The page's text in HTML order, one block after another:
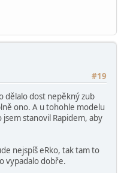
#19
dělalo dost nepěkný zub
ono. A u tohohle modelu
stanovil Rapidem, aby
nejspíš eRko, tak tam to
vypadalo dobře.